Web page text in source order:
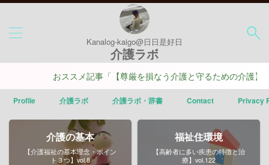
Kanalog-kaigo@日日是好日
介護ラボ
おススメ記事「【尊厳を損なう介護と守るための介護】ポイ
Profile 介護ラボ 介護ラボ・辞書 Contact Privacy
介護の基本
【介護福祉の基本理念・ポイン
ト３つ】vol.8
福祉住環境
【高齢者に多い疾患の特徴と治
療】vol.122